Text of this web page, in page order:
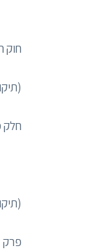
חוק
(תיקון
חלק
(תיקון
פרק